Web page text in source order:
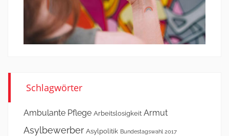
Schlagwörter
Ambulante Pflege Arbeitslosigkeit Armut
Asylbewerber Asylpolitik Bundestagswahl 2017